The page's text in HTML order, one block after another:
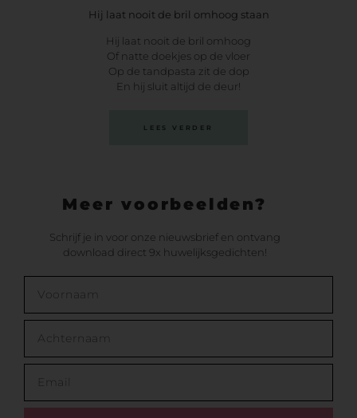
Hij laat nooit de bril omhoog staan
Hij laat nooit de bril omhoog
Of natte doekjes op de vloer
Op de tandpasta zit de dop
En hij sluit altijd de deur!
LEES VERDER
Meer voorbeelden?
Schrijf je in voor onze nieuwsbrief en ontvang
download direct 9x huwelijksgedichten!